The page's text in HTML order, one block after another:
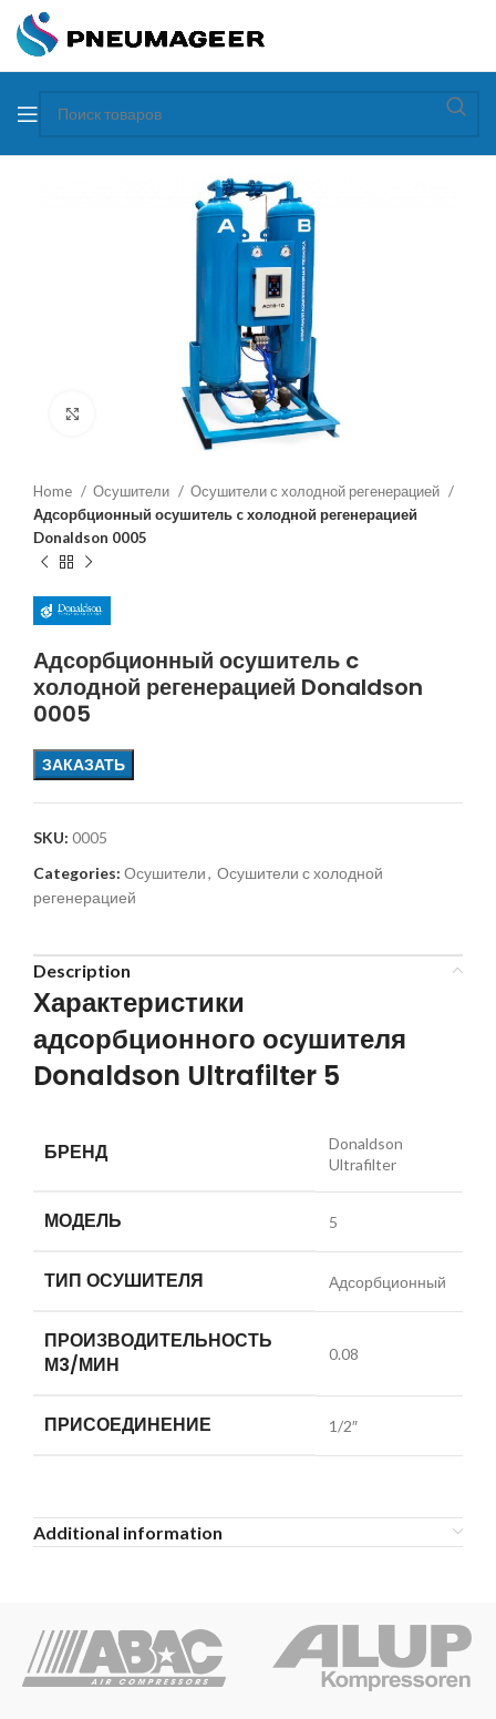
Home Осушители
Осушители с холодной регенерацией
Адсорбционный осушитель c холодной регенерацией
Donaldson 0005
Адсорбционный осушитель c
холодной регенерацией Donaldson
0005
ЗАКАЗАТЬ
SKU: 0005
Categories: Осушители, Осушители с холодной
регенерацией
Description
Характеристики
адсорбционного осушителя
Donaldson Ultrafilter 5
БРЕНД
Donaldson
Ultrafilter
МОДЕЛЬ 5
ТИП ОСУШИТЕЛЯ Адсорбционный
ПРОИЗВОДИТЕЛЬНОСТЬ
М3/МИН
0.08
ПРИСОЕДИНЕНИЕ 1/2″
Additional information